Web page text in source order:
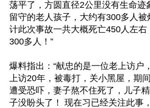
荡平了，方圆直径2公里没有生命迹
留守的老人孩子，大约有300多人
计此次事故一共大概死亡450人左
300多人！”
爆料指出：“献忠的是一位老上访户
上访20年，被毒打，关小黑屋，期
遭受恐吓，妻子熬不住死了，儿子
子没盼头了！ 现在习已经关注此事